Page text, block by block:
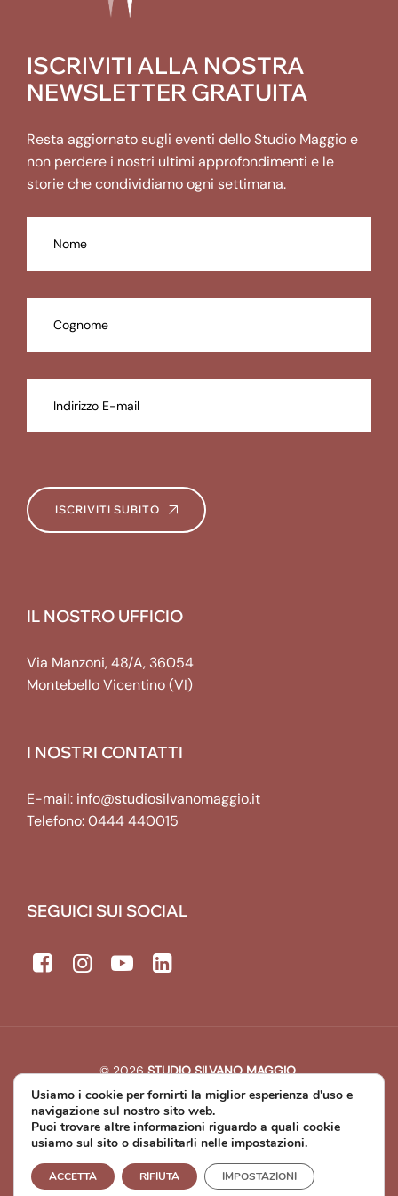
ISCRIVITI ALLA NOSTRA
NEWSLETTER GRATUITA
Resta aggiornato sugli eventi dello Studio Maggio e
non perdere i nostri ultimi approfondimenti e le
storie che condividiamo ogni settimana.
ISCRIVITI SUBITO
IL NOSTRO UFFICIO
Via Manzoni, 48/A, 36054
Montebello Vicentino (VI)
I NOSTRI CONTATTI
E-mail: info@studiosilvanomaggio.it
Telefono:0444 440015
SEGUICI SUI SOCIAL
© 2026STUDIO SILVANO MAGGIO.
All rights reserved. | P.IVA: 00643440241
Developed byMichael Web Designer & Developer
Usiamo i cookie per fornirti la miglior esperienza d'uso e
navigazione sul nostro sito web.
Puoi trovare altre informazioni riguardo a quali cookie
usiamo sul sito o disabilitarli nelle impostazioni.
ACCETTA RIFIUTA IMPOSTAZIONI